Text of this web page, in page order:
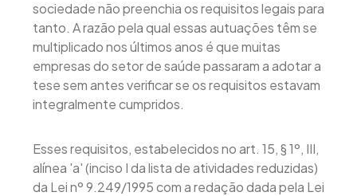
sociedade não preenchia os requisitos legais para
tanto. A razão pela qual essas autuações têm se
multiplicado nos últimos anos é que muitas
empresas do setor de saúde passaram a adotar a
tese sem antes verificar se os requisitos estavam
integralmente cumpridos.
Esses requisitos, estabelecidos no art. 15, § 1º, III,
alínea 'a' (inciso I da lista de atividades reduzidas)
da Lei nº 9.249/1995 com a redação dada pela Lei